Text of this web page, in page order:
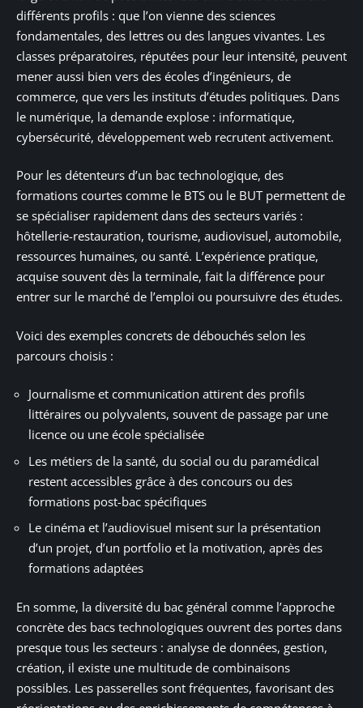
différents profils : que l’on vienne des sciences
fondamentales, des lettres ou des langues vivantes. Les
classes préparatoires, réputées pour leur intensité, peuvent
mener aussi bien vers des écoles d’ingénieurs, de
commerce, que vers les instituts d’études politiques. Dans
le numérique, la demande explose : informatique,
cybersécurité, développement web recrutent activement.
Pour les détenteurs d’un bac technologique, des
formations courtes comme le BTS ou le BUT permettent de
se spécialiser rapidement dans des secteurs variés :
hôtellerie-restauration, tourisme, audiovisuel, automobile,
ressources humaines, ou santé. L’expérience pratique,
acquise souvent dès la terminale, fait la différence pour
entrer sur le marché de l’emploi ou poursuivre des études.
Voici des exemples concrets de débouchés selon les
parcours choisis :
Journalisme et communication attirent des profils
littéraires ou polyvalents, souvent de passage par une
licence ou une école spécialisée
Les métiers de la santé, du social ou du paramédical
restent accessibles grâce à des concours ou des
formations post-bac spécifiques
Le cinéma et l’audiovisuel misent sur la présentation
d’un projet, d’un portfolio et la motivation, après des
formations adaptées
En somme, la diversité du bac général comme l’approche
concrète des bacs technologiques ouvrent des portes dans
presque tous les secteurs : analyse de données, gestion,
création, il existe une multitude de combinaisons
possibles. Les passerelles sont fréquentes, favorisant des